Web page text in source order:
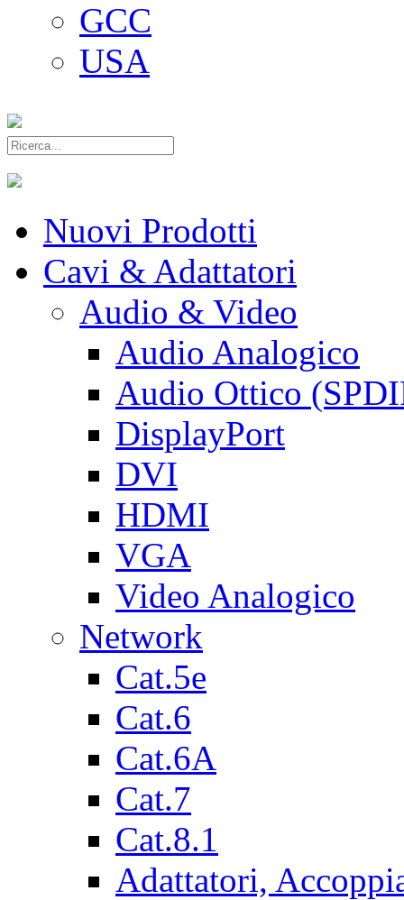
GCC
USA
Nuovi Prodotti
Cavi & Adattatori
Audio & Video
Audio Analogico
Audio Ottico
DisplayPort
DVI
HDMI
VGA
Video Analogico
Network
Cat.5e
Cat.6
Cat.6A
Cat.7
Cat.8.1
Adattatori,